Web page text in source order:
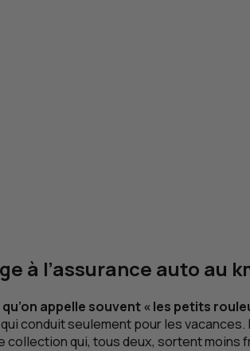
à l’assurance auto au
appelle souvent « les petits
conduit seulement pour les
collection qui, tous deux, sortent moins